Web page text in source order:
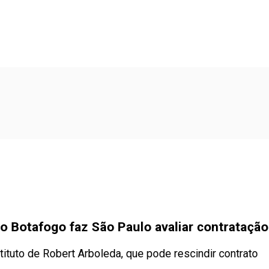
Botafogo faz São Paulo avaliar contratação
de Robert Arboleda, que pode rescindir contrato